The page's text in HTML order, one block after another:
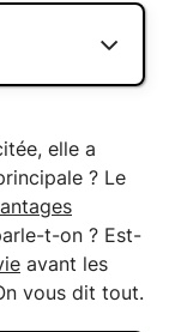
épargne
après 8
elle a
? Le
t-on ? Est-
avant les
vous dit tout.